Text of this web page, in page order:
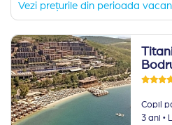
Vezi prețurile din perioada
Copil
3 ani ·